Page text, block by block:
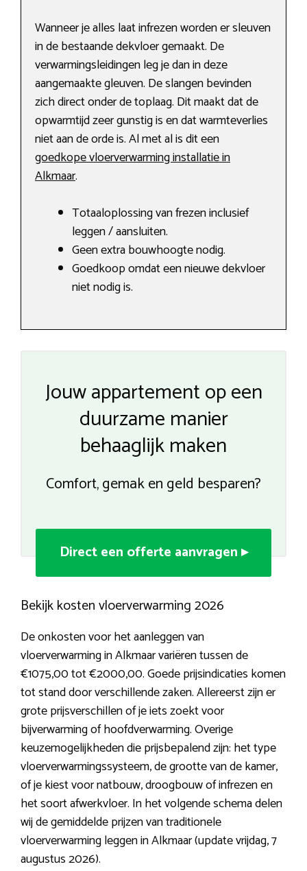
Wanneer je alles laat infrezen worden er sleuven
in de bestaande dekvloer gemaakt. De
verwarmingsleidingen leg je dan in deze
aangemaakte gleuven. De slangen bevinden
zich direct onder de toplaag. Dit maakt dat de
opwarmtijd zeer gunstig is en dat warmteverlies
niet aan de orde is. Al met al is dit een
goedkope vloerverwarming installatie in
Alkmaar.
Totaaloplossing van frezen inclusief
leggen / aansluiten.
Geen extra bouwhoogte nodig.
Goedkoop omdat een nieuwe dekvloer
niet nodig is.
Jouw appartement op een
duurzame manier
behaaglijk maken
Comfort, gemak en geld besparen?
Direct een offerte aanvragen ▸
Bekijk kosten vloerverwarming 2026
De onkosten voor het aanleggen van
vloerverwarming in Alkmaar variëren tussen de
€1075,00 tot €2000,00. Goede prijsindicaties komen
tot stand door verschillende zaken. Allereerst zijn er
grote prijsverschillen of je iets zoekt voor
bijverwarming of hoofdverwarming. Overige
keuzemogelijkheden die prijsbepalend zijn: het type
vloerverwarmingssysteem, de grootte van de kamer,
of je kiest voor natbouw, droogbouw of infrezen en
het soort afwerkvloer. In het volgende schema delen
wij de gemiddelde prijzen van traditionele
vloerverwarming leggen in Alkmaar (update vrijdag, 7
augustus 2026).